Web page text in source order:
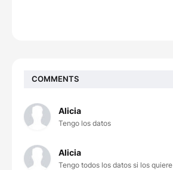
COMMENTS
Alicia
Tengo los datos
Alicia
Tengo todos los datos si los quiere